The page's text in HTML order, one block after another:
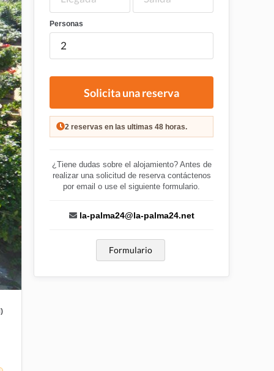
Personas
Solicita una reserva
2 reservas en las ultimas 48 horas.
¿Tiene dudas sobre el alojamiento? Antes de
realizar una solicitud de reserva contáctenos
por email o use el siguiente formulario.
la-palma24@la-palma24.net
Formulario